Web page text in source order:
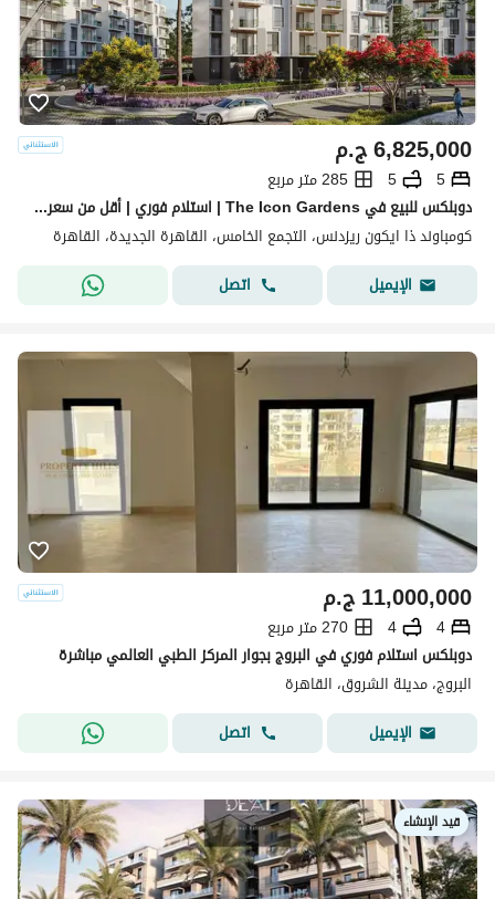
ج.م6,825,000
5
5
285 متر مربع
دوبلكس للبيع في The Icon Gardens | استلام فوري | أقل من سعر الشركة بـ 2.5 مليون | أقساط حتى 5 سنوات
كومباوند ذا ايكون ريزدنس، التجمع الخامس، القاهرة الجديدة، القاهرة
الإيميل
اتصل
ج.م11,000,000
4
4
270 متر مربع
دوبلكس استلام فوري في البروج بجوار المركز الطبي العالمي مباشرة
البروج، مدينة الشروق، القاهرة
الإيميل
اتصل
قيد الإنشاء